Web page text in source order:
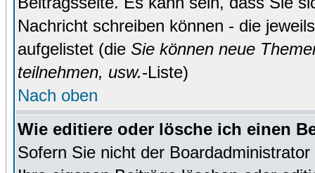
Nachricht schreiben können - die
aufgelistet (die Sie können neue
teilnehmen, usw.-Liste)
Nach oben
Wie editiere oder lösche ich einen
Sofern Sie nicht der